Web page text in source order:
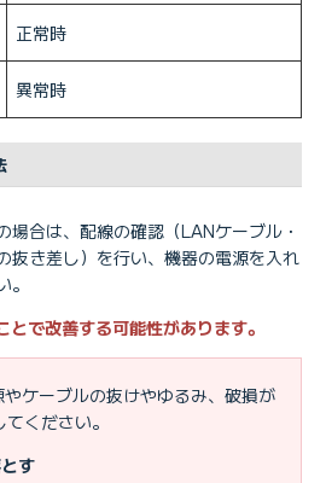
正常時
異常時
場合は、配線の確認（LANケーブル・
抜き差し）を行い、機器の電源を入れ
で改善する可能性があります。
ケーブルの抜けやゆるみ、破損が
ください。
す